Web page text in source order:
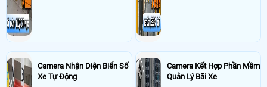
Camera Nhận Diện Biển Số
Xe Tự Động
Camera Kết Hợp Phần Mềm
Quản Lý Bãi Xe